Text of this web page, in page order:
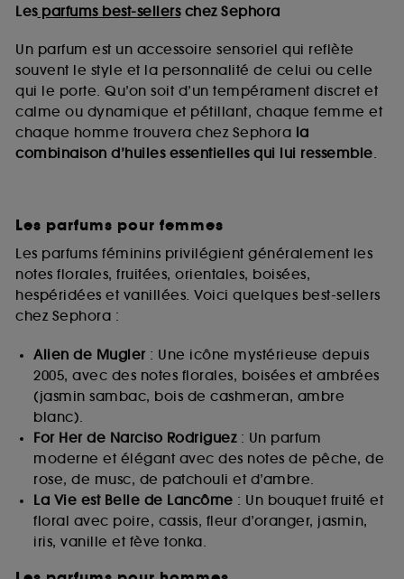
Lesparfums best-sellerschez Sephora
Un parfum est un accessoire sensoriel qui reflète
souvent le style et la personnalité de celui ou celle
qui le porte. Qu’on soit d’un tempérament discret et
calme ou dynamique et pétillant, chaque femme et
chaque homme trouvera chez Sephora la
combinaison d’huiles essentielles qui lui ressemble.
Les parfums pour femmes
Les parfums féminins privilégient généralement les
notes florales, fruitées, orientales, boisées,
hespéridées et vanillées. Voici quelques best-sellers
chez Sephora :
Alien de Mugler: Une icône mystérieuse depuis
2005, avec des notes florales, boisées et ambrées
(jasmin sambac, bois de cashmeran, ambre
blanc).
For Her de Narciso Rodriguez: Un parfum
moderne et élégant avec des notes de pêche, de
rose, de musc, de patchouli et d’ambre.
La Vie est Belle de Lancôme : Un bouquet fruité et
floral avec poire, cassis, fleur d’oranger, jasmin,
iris, vanille et fève tonka.